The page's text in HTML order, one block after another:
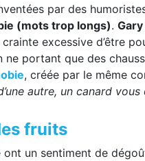
par des
(mots trop longs).
excessive d’être
ne portant que des
, créée par le même
autre, un canard vous
fruits
un sentiment de